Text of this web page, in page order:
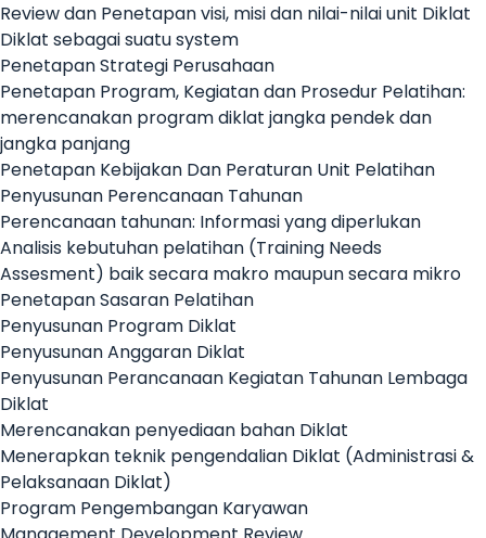
Review dan Penetapan visi, misi dan nilai-nilai unit Diklat
Diklat sebagai suatu system
Penetapan Strategi Perusahaan
Penetapan Program, Kegiatan dan Prosedur Pelatihan:
merencanakan program diklat jangka pendek dan
jangka panjang
Penetapan Kebijakan Dan Peraturan Unit Pelatihan
Penyusunan Perencanaan Tahunan
Perencanaan tahunan: Informasi yang diperlukan
Analisis kebutuhan pelatihan (Training Needs
Assesment) baik secara makro maupun secara mikro
Penetapan Sasaran Pelatihan
Penyusunan Program Diklat
Penyusunan Anggaran Diklat
Penyusunan Perancanaan Kegiatan Tahunan Lembaga
Diklat
Merencanakan penyediaan bahan Diklat
Menerapkan teknik pengendalian Diklat (Administrasi &
Pelaksanaan Diklat)
Program Pengembangan Karyawan